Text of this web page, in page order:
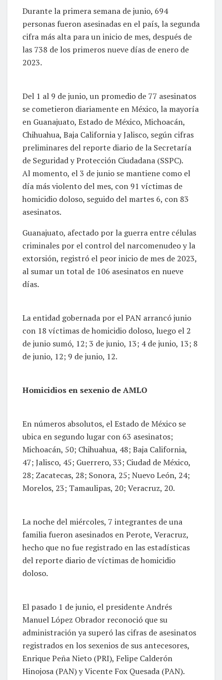
Durante la primera semana de junio, 694
personas fueron asesinadas en el país, la segunda
cifra más alta para un inicio de mes, después de
las 738 de los primeros nueve días de enero de
2023.
Del 1 al 9 de junio, un promedio de 77 asesinatos
se cometieron diariamente en México, la mayoría
en Guanajuato, Estado de México, Michoacán,
Chihuahua, Baja California y Jalisco, según cifras
preliminares del reporte diario de la Secretaría
de Seguridad y Protección Ciudadana (SSPC).
Al momento, el 3 de junio se mantiene como el
día más violento del mes, con 91 víctimas de
homicidio doloso, seguido del martes 6, con 83
asesinatos.
Guanajuato, afectado por la guerra entre células
criminales por el control del narcomenudeo y la
extorsión, registró el peor inicio de mes de 2023,
al sumar un total de 106 asesinatos en nueve
días.
La entidad gobernada por el PAN arrancó junio
con 18 víctimas de homicidio doloso, luego el 2
de junio sumó, 12; 3 de junio, 13; 4 de junio, 13; 8
de junio, 12; 9 de junio, 12.
Homicidios en sexenio de AMLO
En números absolutos, el Estado de México se
ubica en segundo lugar con 63 asesinatos;
Michoacán, 50; Chihuahua, 48; Baja California,
47; Jalisco, 45; Guerrero, 33; Ciudad de México,
28; Zacatecas, 28; Sonora, 25; Nuevo León, 24;
Morelos, 23; Tamaulipas, 20; Veracruz, 20.
La noche del miércoles, 7 integrantes de una
familia fueron asesinados en Perote, Veracruz,
hecho que no fue registrado en las estadísticas
del reporte diario de víctimas de homicidio
doloso.
El pasado 1 de junio, el presidente Andrés
Manuel López Obrador reconoció que su
administración ya superó las cifras de asesinatos
registrados en los sexenios de sus antecesores,
Enrique Peña Nieto (PRI), Felipe Calderón
Hinojosa (PAN) y Vicente Fox Quesada (PAN).